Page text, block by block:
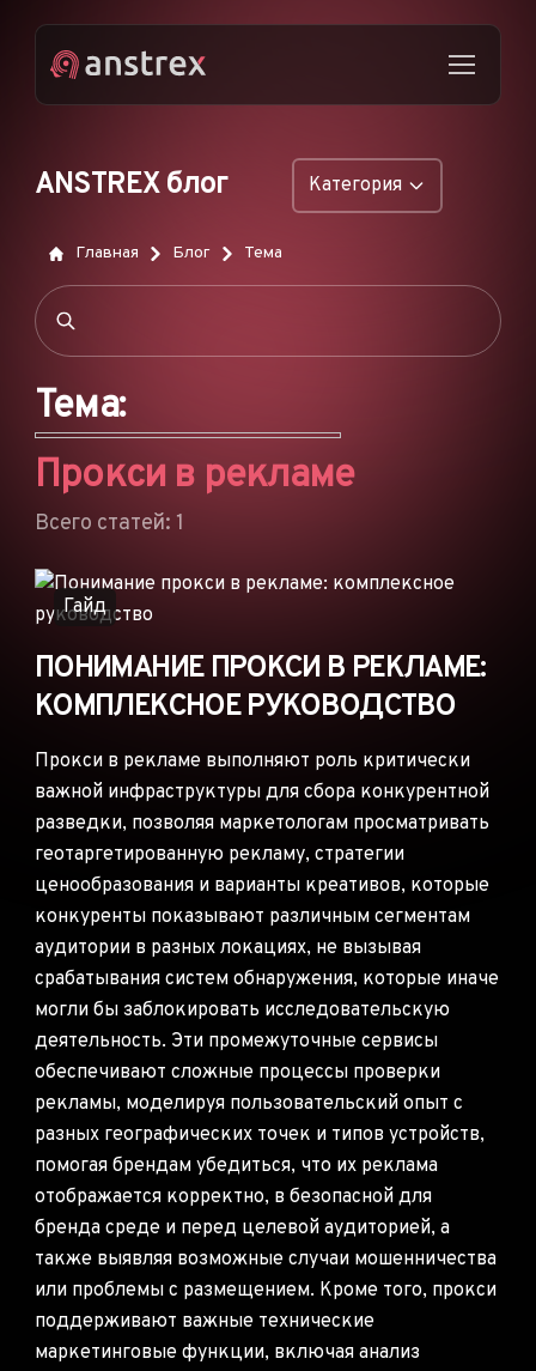
ANSTREX блог Категория
ОБЩИЕ
НАТИВНАЯ РЕКЛАМА
РЕКЛАМА В TIKTOK
РЕКЛАМНЫЕ СЕТИ
КОММЕРЦИЯ
ПАРТНЁРСКИЙ
Главная Блог Тема
Тема:
Прокси в рекламе
Всего статей: 1
Гайд
ПОНИМАНИЕ ПРОКСИ В РЕКЛАМЕ:
КОМПЛЕКСНОЕ РУКОВОДСТВО
Прокси в рекламе выполняют роль критически
важной инфраструктуры для сбора конкурентной
разведки, позволяя маркетологам просматривать
геотаргетированную рекламу, стратегии
ценообразования и варианты креативов, которые
конкуренты показывают различным сегментам
аудитории в разных локациях, не вызывая
срабатывания систем обнаружения, которые иначе
могли бы заблокировать исследовательскую
деятельность. Эти промежуточные сервисы
обеспечивают сложные процессы проверки
рекламы, моделируя пользовательский опыт с
разных географических точек и типов устройств,
помогая брендам убедиться, что их реклама
отображается корректно, в безопасной для
бренда среде и перед целевой аудиторией, а
также выявляя возможные случаи мошенничества
или проблемы с размещением. Кроме того, прокси
поддерживают важные технические
маркетинговые функции, включая анализ